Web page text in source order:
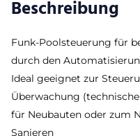
Beschreibung
Funk-Poolsteuerung für
durch den
Ideal geeignet zur
Überwachung
für Neubauten oder zum
Sanieren